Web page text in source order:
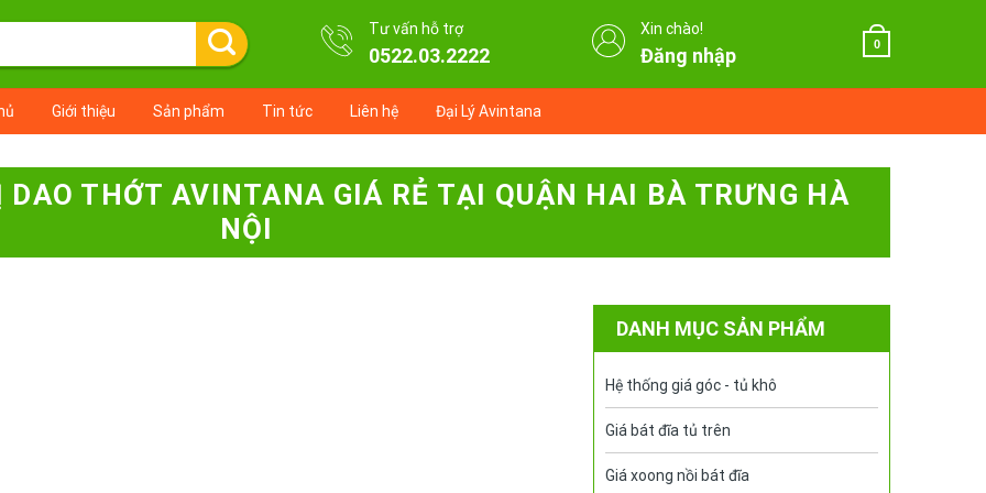
Tư vấn hỗ trợ
0522.03.2222
Xin chào!
Đăng nhập
0
Giới thiệu Sản phẩm Tin tức Liên hệ Đại Lý Avintana
DAO THỚT AVINTANA GIÁ RẺ TẠI QUẬN HAI BÀ TRƯNG HÀ
NỘI
DANH MỤC SẢN PHẨM
Hệ thống giá góc - tủ khô
Giá bát đĩa tủ trên
Giá xoong nồi bát đĩa